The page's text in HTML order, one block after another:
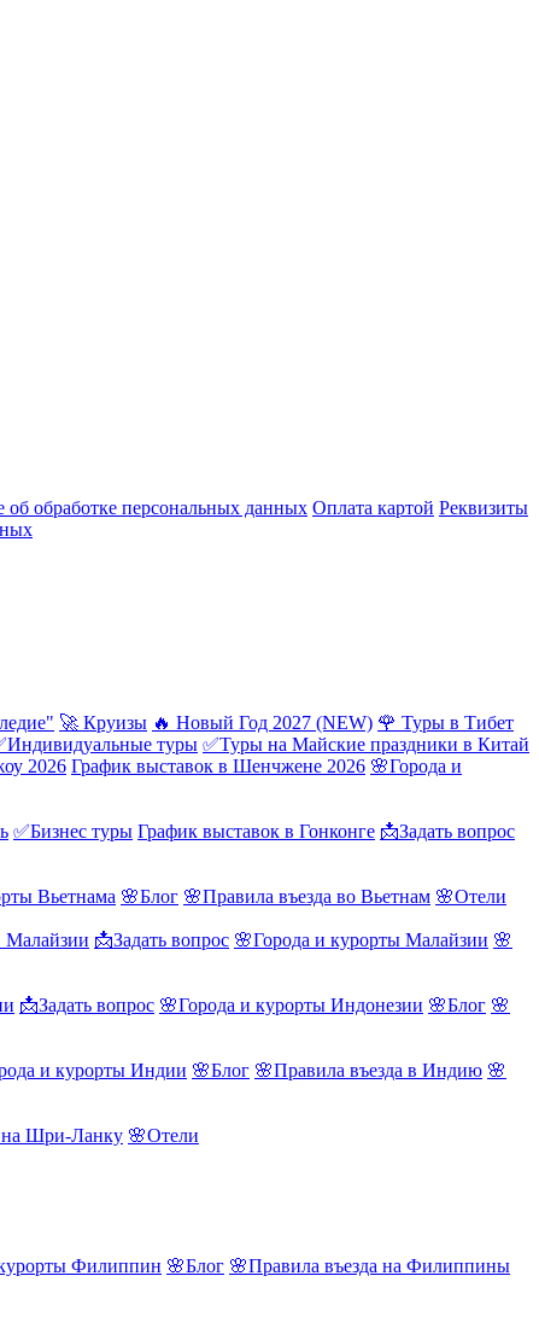
обработке персональных данных Оплата картой Реквизиты
🚀 Круизы 🔥 Новый Год 2027 (NEW) 🌹 Туры в Тибет
туры ✅Туры на Майские праздники в Китай
2026 График выставок в Шенчжене 2026 🌸Города и
✅Бизнес туры График выставок в Гонконге 📩Задать вопрос
Вьетнама 🌸Блог 🌸Правила въезда во Вьетнам 🌸Отели
Малайзии 📩Задать вопрос 🌸Города и курорты Малайзии 🌸
📩Задать вопрос 🌸Города и курорты Индонезии 🌸Блог 🌸
и курорты Индии 🌸Блог 🌸Правила въезда в Индию 🌸
на Шри-Ланку 🌸Отели
Филиппин 🌸Блог 🌸Правила въезда на Филиппины